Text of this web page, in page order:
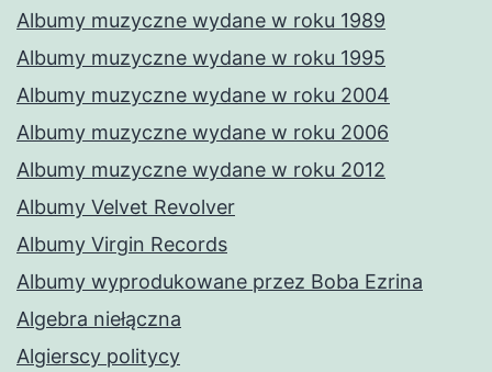
Albumy muzyczne wydane w roku 1989
Albumy muzyczne wydane w roku 1995
Albumy muzyczne wydane w roku 2004
Albumy muzyczne wydane w roku 2006
Albumy muzyczne wydane w roku 2012
Albumy Velvet Revolver
Albumy Virgin Records
Albumy wyprodukowane przez Boba Ezrina
Algebra niełączna
Algierscy politycy